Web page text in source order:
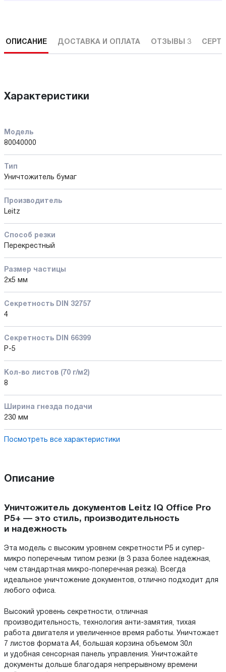
ОПИСАНИЕ ДОСТАВКА И ОПЛАТА ОТЗЫВЫ 3
Характеристики
Модель
80040000
Тип
Уничтожитель бумаг
Производитель
Leitz
Способ резки
Перекрестный
Размер частицы
2x5 мм
Секретность DIN 32757
4
Секретность DIN 66399
P-5
Кол-во листов (70 г/м2)
8
Ширина гнезда подачи
230 мм
Посмотреть все характеристики
Описание
Уничтожитель документов Leitz IQ Office Pro
P5+ — это стиль, производительность
и надежность
Эта модель с высоким уровнем секретности P5 и супер-
микро поперечным типом резки (в 3 раза более надежная,
чем стандартная микро-поперечная резка). Всегда
идеальное уничтожение документов, отлично подходит для
любого офиса.
Высокий уровень секретности, отличная
производительность, технология анти-замятия, тихая
работа двигателя и увеличенное время работы. Уничтожает
7 листов формата A4, большая корзина объемом 30л
и удобная сенсорная панель управления. Уничтожайте
документы дольше благодаря непрерывному времени